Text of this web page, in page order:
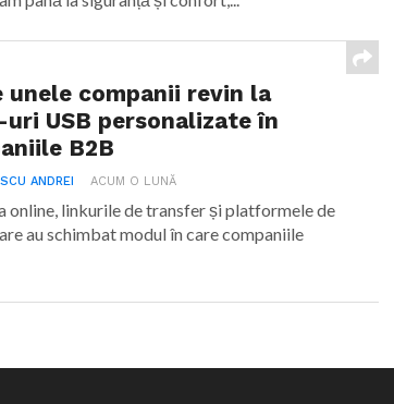
unele companii revin la
USB personalizate în
B2B
ANDREI ACUM O LUNĂ
online, linkurile de transfer și platformele de
au schimbat modul în care companiile